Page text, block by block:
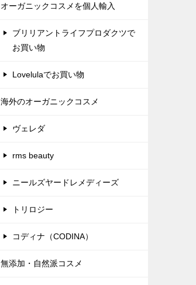
オーガニックコスメを個人輸入
ブリリアントライフプロダクツで
お買い物
Lovelulaでお買い物
海外のオーガニックコスメ
ヴェレダ
rms beauty
ニールズヤードレメディーズ
トリロジー
コディナ（CODINA）
無添加・自然派コスメ